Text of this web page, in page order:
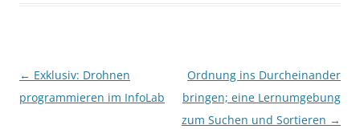
Beitragsnavigation
← Exklusiv: Drohnen
programmieren im InfoLab
Ordnung ins Durcheinander
bringen; eine Lernumgebung
zum Suchen und Sortieren →